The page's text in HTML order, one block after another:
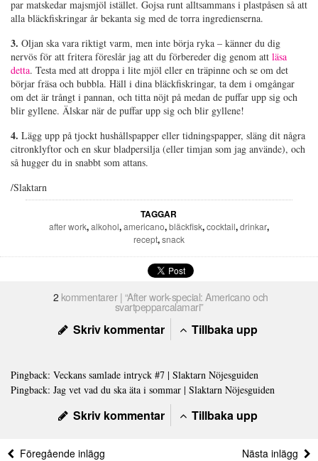
par matskedar majsmjöl istället. Gojsa runt alltsammans i plastpåsen så att
alla bläckfiskringar år bekanta sig med de torra ingredienserna.
3. Oljan ska vara riktigt varm, men inte börja ryka – känner du dig
nervös för att fritera föreslår jag att du förbereder dig genom att läsa
detta. Testa med att droppa i lite mjöl eller en träpinne och se om det
börjar fräsa och bubbla. Häll i dina bläckfiskringar, ta dem i omgångar
om det är trångt i pannan, och titta nöjt på medan de puffar upp sig och
blir gyllene. Älskar när de puffar upp sig och blir gyllene!
4. Lägg upp på tjockt hushållspapper eller tidningspapper, släng dit några
citronklyftor och en skur bladpersilja (eller timjan som jag använde), och
så hugger du in snabbt som attans.
/Slaktarn
TAGGAR
after work,alkohol,americano,bläckfisk,cocktail,drinkar,
recept,snack
2 kommentarer | “After work-special: Americano och
svartpepparcalamari”
Skriv kommentar Tillbaka upp
Pingback: Veckans samlade intryck #7 | Slaktarn Nöjesguiden
Pingback: Jag vet vad du ska äta i sommar | Slaktarn Nöjesguiden
Skriv kommentar Tillbaka upp
Föregående inlägg Nästa inlägg